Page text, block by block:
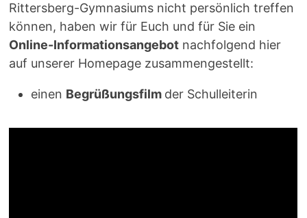
Rittersberg-Gymnasiums nicht persönlich treffen
können, haben wir für Euch und für Sie ein
Online-Informationsangebot nachfolgend hier
auf unserer Homepage zusammengestellt:
einen Begrüßungsfilm der Schulleiterin